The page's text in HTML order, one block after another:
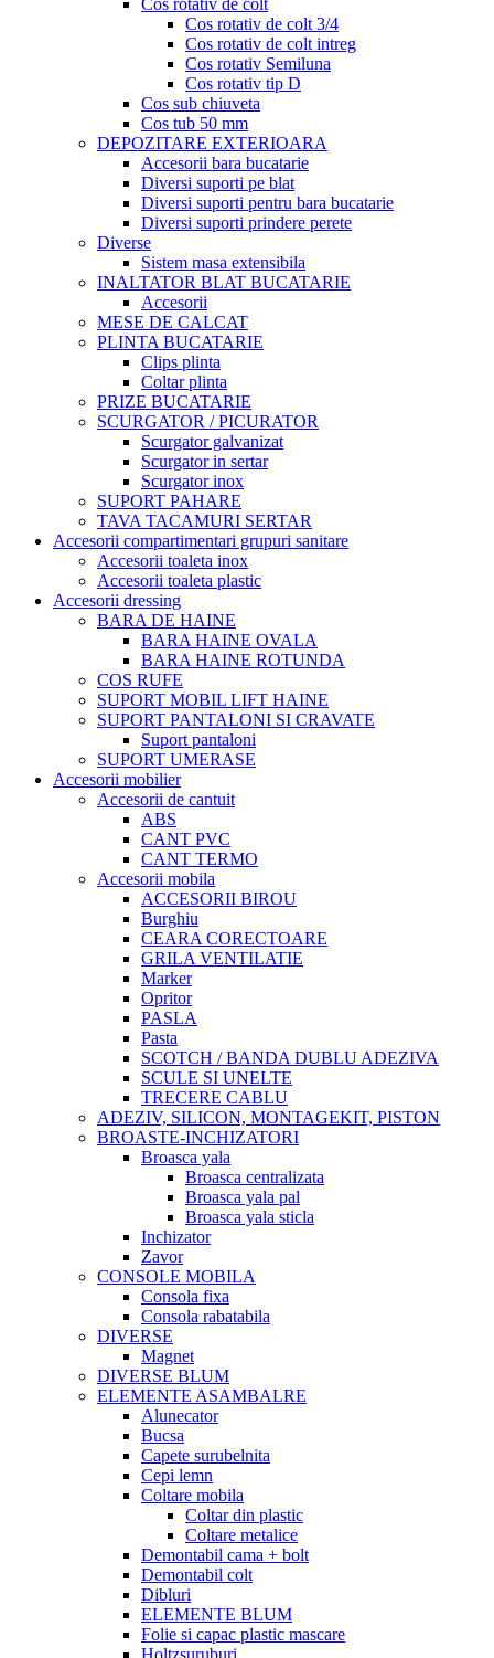
Cos rotativ de colt 3/4
Cos rotativ de colt intreg
Cos rotativ Semiluna
Cos rotativ tip D
Cos sub chiuveta
Cos tub 50 mm
DEPOZITARE EXTERIOARA
Accesorii bara bucatarie
Diversi suporti pe blat
Diversi suporti pentru bara bucatarie
Diversi suporti prindere perete
Diverse
Sistem masa extensibila
INALTATOR BLAT BUCATARIE
Accesorii
MESE DE CALCAT
PLINTA BUCATARIE
Clips plinta
Coltar plinta
PRIZE BUCATARIE
SCURGATOR / PICURATOR
Scurgator galvanizat
Scurgator in sertar
Scurgator inox
SUPORT PAHARE
TAVA TACAMURI SERTAR
Accesorii compartimentari grupuri sanitare
Accesorii toaleta inox
Accesorii toaleta plastic
Accesorii dressing
BARA DE HAINE
BARA HAINE OVALA
BARA HAINE ROTUNDA
COS RUFE
SUPORT MOBIL LIFT HAINE
SUPORT PANTALONI SI CRAVATE
Suport pantaloni
SUPORT UMERASE
Accesorii mobilier
Accesorii de cantuit
ABS
CANT PVC
CANT TERMO
Accesorii mobila
ACCESORII BIROU
Burghiu
CEARA CORECTOARE
GRILA VENTILATIE
Marker
Opritor
PASLA
Pasta
SCOTCH / BANDA DUBLU ADEZIVA
SCULE SI UNELTE
TRECERE CABLU
ADEZIV, SILICON, MONTAGEKIT, PISTON
BROASTE-INCHIZATORI
Broasca yala
Broasca centralizata
Broasca yala pal
Broasca yala sticla
Inchizator
Zavor
CONSOLE MOBILA
Consola fixa
Consola rabatabila
DIVERSE
Magnet
DIVERSE BLUM
ELEMENTE ASAMBALRE
Alunecator
Bucsa
Capete surubelnita
Cepi lemn
Coltare mobila
Coltar din plastic
Coltare metalice
Demontabil cama + bolt
Demontabil colt
Dibluri
ELEMENTE BLUM
Folie si capac plastic mascare
Holtzsuruburi